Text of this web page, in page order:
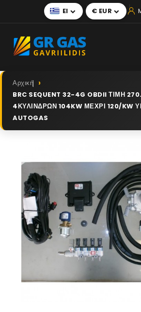
El  € EUR 
Αρχική
BRC SEQUENT 32-4G OBDII ΤΙΜΗ
4ΚΥΛΙΝΔΡΩΝ 104KW ΜΕΧΡΙ 120/KW
AUTOGAS